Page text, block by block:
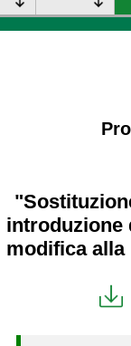
introduzione
modifica alla